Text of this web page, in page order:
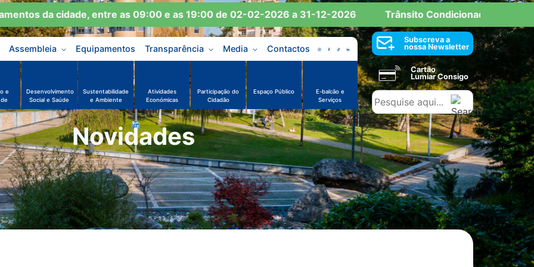
da cidade, entre as 09:00 e as 19:00 de 02-02-2026 a 31-12-2026 Trânsito Condicionado: Reserva
Assembleia Equipamentos Transparência Media Contactos
e
Desenvolvimento
Social e Saúde
Sustentabilidade
e Ambiente
Atividades
Económicas
Participação do
Cidadão
Espaço Público
E-balcão e
Serviços
Subscreva a
nossa Newsletter
Cartão
Lumiar Consigo
Novidades